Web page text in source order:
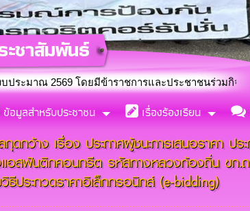
ยธรรม ประจำปีงบประมาณ พ.ศ. 2569
มีข้าราชการและประชาชนร่วมกิจกรรมปลูกป่าและจิตอ
ข้อมูลสำหรับประชาชน เรื่องร้องเรียน
กุดกว้าง เรื่อง ประกาศผู้ชนะการเสนอราคา ปร
เอสฟันติกคอนกรีต รหัสทางหลวงท้องถิ่น ขก
ธีประกวดราคาอิเล็กทรอนิกส์ (e-bidding)